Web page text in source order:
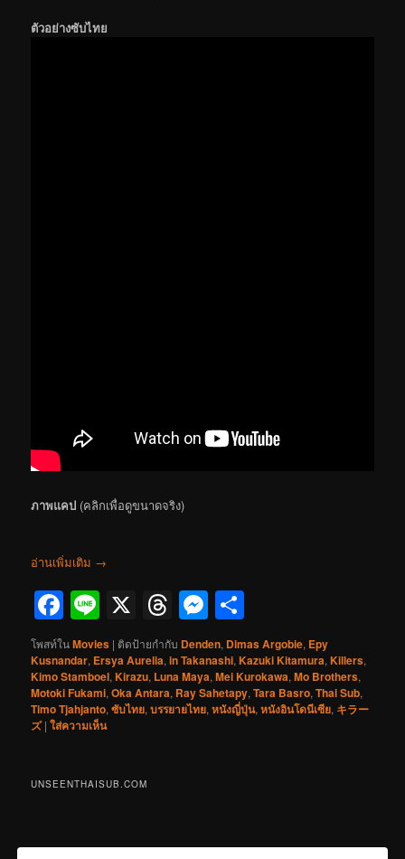
ตัวอย่างซับไทย
ภาพแคป (คลิกเพื่อดูขนาดจริง)
อ่านเพิ่มเติม →
Facebook
Line
X Threads
Messenger
โพสท์ในMovies | ติดป้ายกำกับ Denden, Dimas Argobie, Epy
Kusnandar, Ersya Aurelia,in Takanashi,Kazuki Kitamura,Killers,
Kimo Stamboel,Kirazu, Luna Maya,Mei Kurokawa,Mo Brothers,
Motoki Fukami,Oka Antara, Ray Sahetapy,Tara Basro,Thai Sub,
Timo Tjahjanto,ซับไทย,บรรยายไทย,หนังญี่ปุ่น,หนังอินโดนีเซีย, キラー
ズ |ใส่ความเห็น
UNSEENTHAISUB.COM